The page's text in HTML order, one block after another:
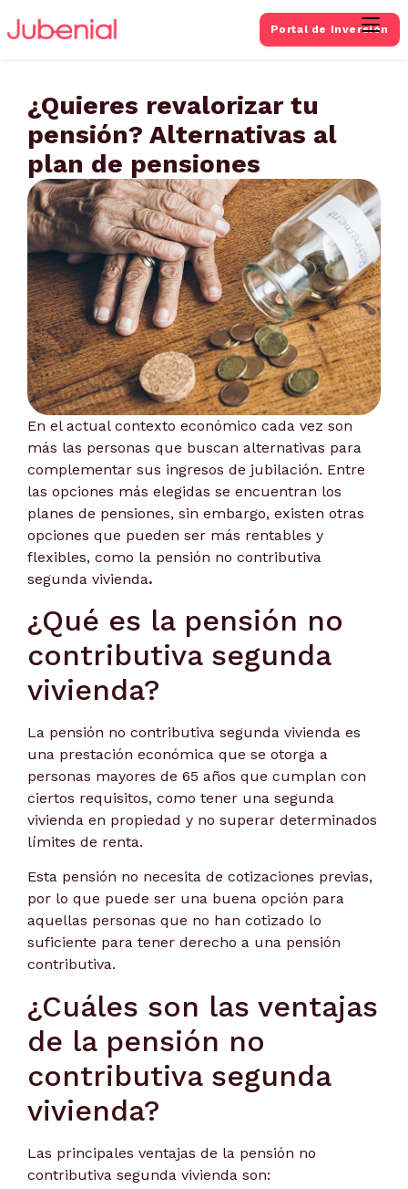
Portal de Inversión
¿Quieres revalorizar tu
pensión? Alternativas al
plan de pensiones
En el actual contexto económico cada vez son
más las personas que buscan alternativas para
complementar sus ingresos de jubilación. Entre
las opciones más elegidas se encuentran los
planes de pensiones, sin embargo, existen otras
opciones que pueden ser más rentables y
flexibles, como la pensión no contributiva
segunda vivienda.
¿Qué es la pensión no
contributiva segunda
vivienda?
La pensión no contributiva segunda vivienda es
una prestación económica que se otorga a
personas mayores de 65 años que cumplan con
ciertos requisitos, como tener una segunda
vivienda en propiedad y no superar determinados
límites de renta.
Esta pensión no necesita de cotizaciones previas,
por lo que puede ser una buena opción para
aquellas personas que no han cotizado lo
suficiente para tener derecho a una pensión
contributiva.
¿Cuáles son las ventajas
de la pensión no
contributiva segunda
vivienda?
Las principales ventajas de la pensión no
contributiva segunda vivienda son: